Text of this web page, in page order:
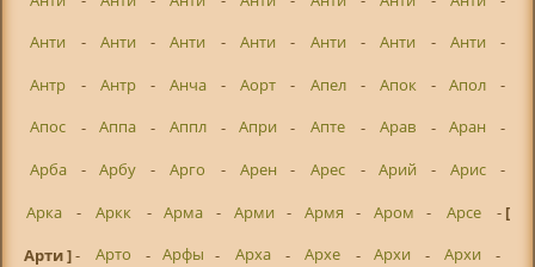
Анти
- Анти - Анти - Анти - Анти - Анти - Анти
-
Антр
- Антр - Анча - Аорт - Апел - Апок - Апол
-
Апос
- Аппа - Аппл - Апри - Апте - Арав - Аран
-
Арба
- Арбу - Арго - Арен - Арес - Арий - Арис
-
Арка
- Аркк - Арма - Арми - Армя - Аром - Арсе - [
Арти ]- Арто - Арфы - Арха - Архе - Архи - Архи
-